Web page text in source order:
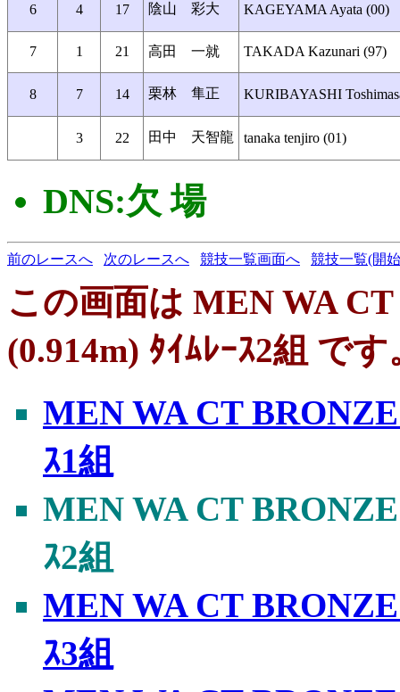
6 4 17 陰山 彩大 KAGEYAMA Ayata (00)
7 1 21 高田 一就 TAKADA Kazunari (97)
8 7 14 栗林 隼正 KURIBAYASHI
3 22 田中 天智龍 tanaka tenjiro (01)
DNS:欠 場
前のレースへ 次のレースへ 競技一覧画面へ 競技一覧(開
この画面は MEN WA
(0.914m) ﾀｲﾑﾚｰｽ2組 です
MEN WA CT
ｽ1組
MEN WA CT
ｽ2組
MEN WA CT
ｽ3組